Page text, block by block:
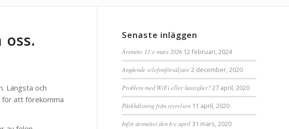
Längsta och
att förekomma
Senaste inläggen
Årsmöte 11:e mars 2026 12 februari, 2024
Angående telefonförsäljare 2 december, 2020
Problem med WiFi eller hastighet?27 april, 2020
Påskhälsning från styrelsen 11 april, 2020
Inför årsmötet den 6:e april31 mars, 2020